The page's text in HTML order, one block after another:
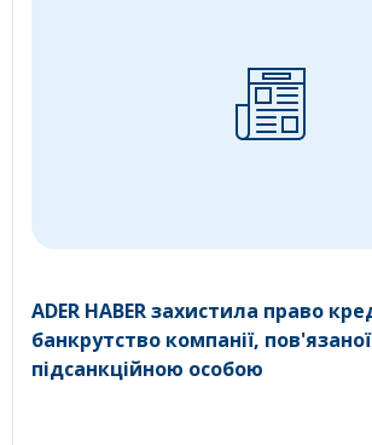
ADER HABER захистила право
банкрутство компанії,
підсанкційною особою